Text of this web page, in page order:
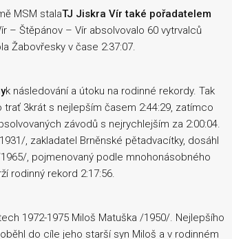
MSM stalaTJ Jiskra Vír také pořadatelem
– Štěpánov – Vír absolvovalo 60 vytrvalců
Žabovřesky v čase 2:37:07.
k následování a útoku na rodinné rekordy. Tak
3krát s nejlepším časem 2:44:29, zatímco
závodů s nejrychlejším za 2:00:04.
, zakladatel Brněnské pětadvacítky, dosáhl
, pojmenovaný podle mnohonásobného
rodinný rekord 2:17:56.
1972-1975 Miloš Matuška /1950/. Nejlepšího
do cíle jeho starší syn Miloš a v rodinném